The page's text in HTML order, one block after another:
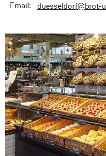
Email:
duesseldorf@brot-